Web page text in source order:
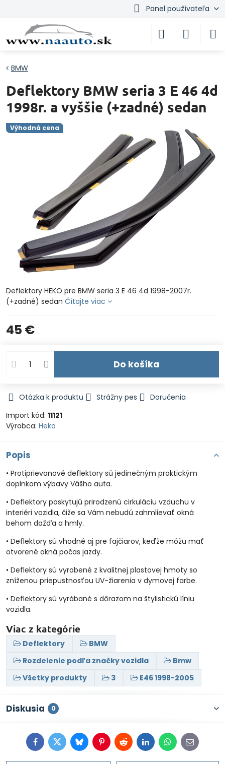
Panel používateľa
Výhodná cena
BMW
Deflektory BMW seria 3 E 46 4d
1998r. a vyššie (+zadné) sedan
Deflektory HEKO pre BMW seria 3 E 46 4d 1998-2007r.
(+zadné) sedan Čítajte viac
45 €
Do košíka
Otázka k produktu Strážny pes
Doručenia
Import kód: 11121
Výrobca: Heko
Popis
• Protiprievanové deflektory sú jedinečným praktickým
doplnkom výbavy Vášho auta.
• Deflektory poskytujú prirodzenú cirkuláciu vzduchu v
interiéri vozidla, čiže sa Vám nebudú zahmlievať okná
behom dažďa a hmly.
• Deflektory sú vhodné aj pre fajčiarov, keďže môžu mať
otvorené okná počas jazdy.
• Deflektory sú vyrobené z kvalitnej plastovej hmoty so
zníženou priepustnosťou UV-žiarenia v dymovej farbe.
• Deflektory sú vyrábané s dôrazom na štylistickú líniu
vozidla.
Viac z kategórie
Deflektory
BMW
Rozdelenie podľa značky vozidla
Bmw
Všetky produkty
3 E46 1998-2005
Diskusia 0
FacebookTwitterBlueskyPinterestRedditLinkedInWhatsApp
E-
mail